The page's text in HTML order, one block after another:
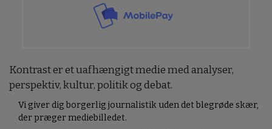
Kontrast er et uafhængigt medie med analyser,
perspektiv, kultur, politik og debat.
Vi giver dig borgerlig journalistik uden det blegrøde skær,
der præger mediebilledet.